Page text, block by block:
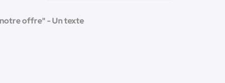
offre" - Un texte